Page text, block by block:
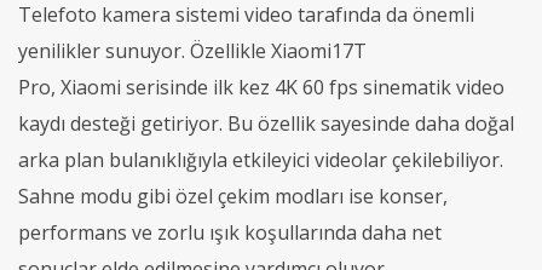
Telefoto kamera sistemi video tarafında da önemli
yenilikler sunuyor. Özellikle Xiaomi17T
Pro, Xiaomi serisinde ilk kez 4K 60 fps sinematik video
kaydı desteği getiriyor. Bu özellik sayesinde daha doğal
arka plan bulanıklığıyla etkileyici videolar çekilebiliyor.
Sahne modu gibi özel çekim modları ise konser,
performans ve zorlu ışık koşullarında daha net